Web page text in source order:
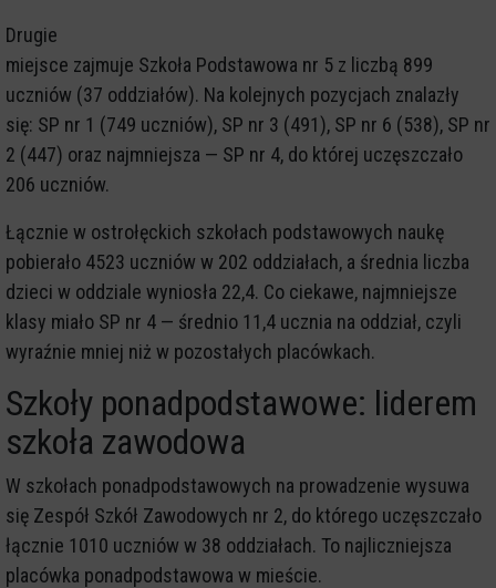
Drugie
miejsce zajmuje Szkoła Podstawowa nr 5 z liczbą 899
uczniów (37 oddziałów). Na kolejnych pozycjach znalazły
się: SP nr 1 (749 uczniów), SP nr 3 (491), SP nr 6 (538), SP nr
2 (447) oraz najmniejsza — SP nr 4, do której uczęszczało
206 uczniów.
Łącznie w ostrołęckich szkołach podstawowych naukę
pobierało 4523 uczniów w 202 oddziałach, a średnia liczba
dzieci w oddziale wyniosła 22,4. Co ciekawe, najmniejsze
klasy miało SP nr 4 — średnio 11,4 ucznia na oddział, czyli
wyraźnie mniej niż w pozostałych placówkach.
Szkoły ponadpodstawowe: liderem
szkoła zawodowa
W szkołach ponadpodstawowych na prowadzenie wysuwa
się Zespół Szkół Zawodowych nr 2, do którego uczęszczało
łącznie 1010 uczniów w 38 oddziałach. To najliczniejsza
placówka ponadpodstawowa w mieście.